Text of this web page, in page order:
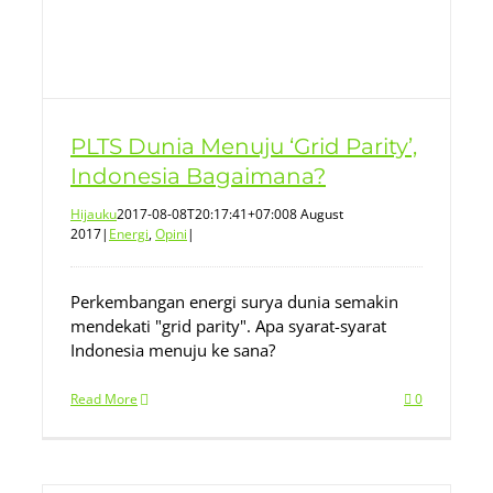
PLTS Dunia Menuju ‘Grid Parity’,
Indonesia Bagaimana?
Hijauku2017-08-08T20:17:41+07:008 August
2017| Energi,Opini|
Perkembangan energi surya dunia semakin
mendekati "grid parity". Apa syarat-syarat
Indonesia menuju ke sana?
Read More 0